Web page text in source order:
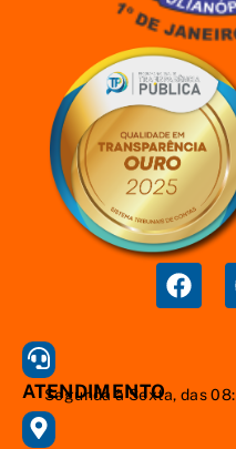
ATENDIMENTO
Segunda à Sexta, das